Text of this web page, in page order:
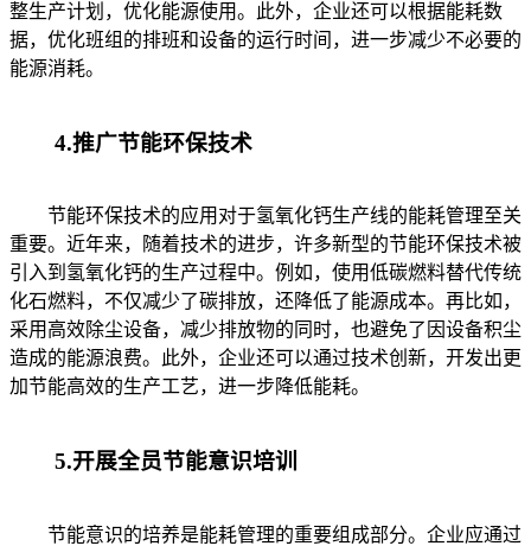
整生产计划，优化能源使用。此外，企业还可以根据能耗数
据，优化班组的排班和设备的运行时间，进一步减少不必要的
能源消耗。
4.推广节能环保技术
节能环保技术的应用对于氢氧化钙生产线的能耗管理至关
重要。近年来，随着技术的进步，许多新型的节能环保技术被
引入到氢氧化钙的生产过程中。例如，使用低碳燃料替代传统
化石燃料，不仅减少了碳排放，还降低了能源成本。再比如，
采用高效除尘设备，减少排放物的同时，也避免了因设备积尘
造成的能源浪费。此外，企业还可以通过技术创新，开发出更
加节能高效的生产工艺，进一步降低能耗。
5.开展全员节能意识培训
节能意识的培养是能耗管理的重要组成部分。企业应通过